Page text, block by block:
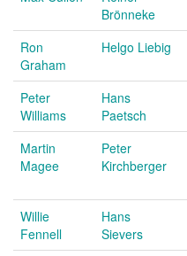
Brönneke
Ron
Graham
Helgo Liebig
Peter
Williams
Hans
Paetsch
Martin
Magee
Peter
Kirchberger
Willie
Fennell
Hans
Sievers